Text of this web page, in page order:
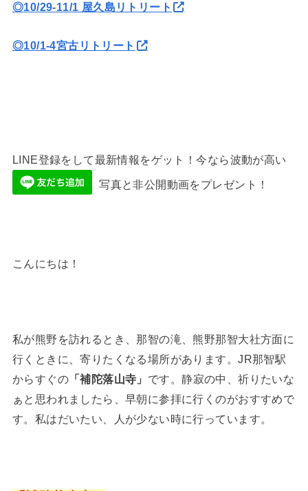
◎10/29-11/1 屋久島リトリート
◎10/1-4宮古リトリート
LINE登録をして最新情報をゲット！今なら波動が高い
写真と非公開動画をプレゼント！
こんにちは！
私が熊野を訪れるとき、那智の滝、熊野那智大社方面に
行くときに、寄りたくなる場所があります。JR那智駅
からすぐの「補陀落山寺」 です。静寂の中、祈りたいな
ぁと思われましたら、早朝に参拝に行くのがおすすめで
す。私はだいたい、人が少ない時に行っています。